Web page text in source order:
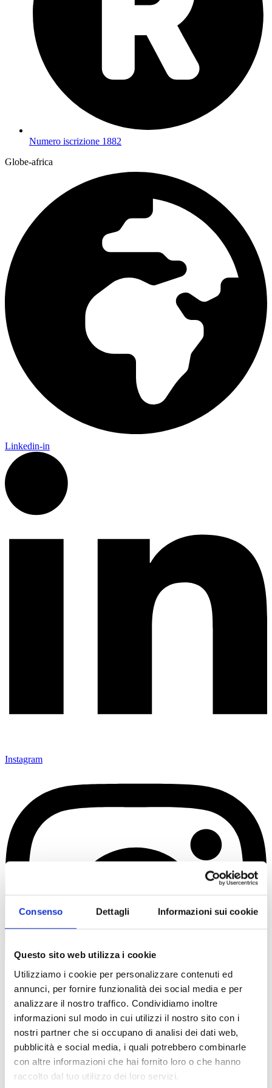
Consenso Dettagli Informazioni sui cookie
Questo sito web utilizza i cookie
Utilizziamo i cookie per personalizzare contenuti ed
annunci, per fornire funzionalità dei social media e per
analizzare il nostro traffico. Condividiamo inoltre
informazioni sul modo in cui utilizzi il nostro sito con i
nostri partner che si occupano di analisi dei dati web,
pubblicità e social media, i quali potrebbero combinarle
con altre informazioni che hai fornito loro o che hanno
raccolto dal tuo utilizzo dei loro servizi.
Numero iscrizione 1882
Globe-africa
Linkedin-in
Instagram